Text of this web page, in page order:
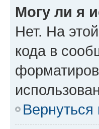
Могу ли я
Нет. На
кода в
Вернуться